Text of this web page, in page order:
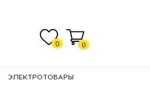
0 0
ЭЛЕКТРОТОВАРЫ